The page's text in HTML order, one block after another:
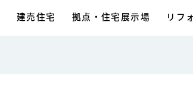
建売住宅 拠点・住宅展示場 リフ